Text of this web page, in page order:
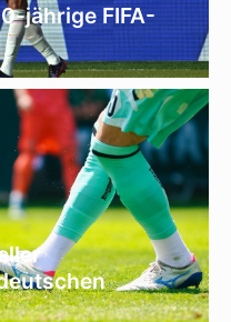
jährige FIFA-